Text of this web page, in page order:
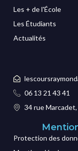
Les + de l'École
Les Étudiants
Actualités
06 13 21 43 41
34 rue
Protection des